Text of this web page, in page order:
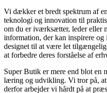
Vi dækker et bredt spektrum af
teknologi og innovation til
om du er iværksætter, leder eller
information, der kan inspirere
designet til at være let
at forbedre deres forståelse af
Super Butik er mere end blot en
læring og udvikling. Vi tror på,
derfor arbejder vi hårdt på at